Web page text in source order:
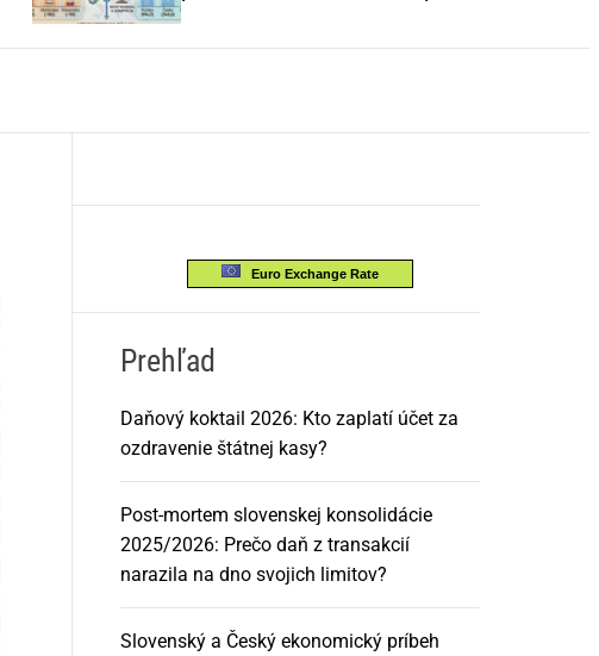
m
EÚ
Euro Exchange Rate
Prehľad
Daňový koktail 2026: Kto zaplatí účet za
ozdravenie štátnej kasy?
Post-mortem slovenskej konsolidácie
2025/2026: Prečo daň z transakcií
narazila na dno svojich limitov?
Slovenský a Český ekonomický príbeh